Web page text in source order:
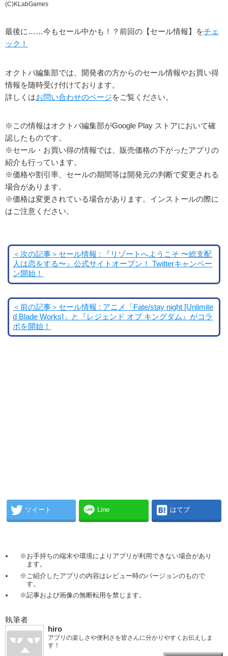
(C)KLabGames
最後に……今もセール中かも！？前回の【セール情報】をチェ
ック！
オクトバ編集部では、開発者の方からのセール情報やお買い得
情報を随時受け付けております。
詳しくはお問い合わせのページをご覧ください。
※この情報はオクトバ編集部がGoogle Play ストアにおいて確
認したものです。
※セール・お買い得の情報では、販売価格の下がったアプリの
紹介も行っています。
※価格や割引率、セールの期間等は開発元の判断で変更される
場合があります。
※価格は変更されている場合があります。インストールの際に
はご注意ください。
＜次の記事＞セール情報 : 『リゾートへようこそ 〜総支配
人は恋をする〜』公式サイトオープン！ Twitterキャンペー
ン開始！
＜前の記事＞セール情報 : アニメ「Fate/stay night [Unlimite
d Blade Works]」と『レジェンド オブ キングダム』がコラ
ボを開始！
ツイート Line はてブ
※お手持ちの端末や環境によりアプリが利用できない場合があり
ます。
※ご紹介したアプリの内容はレビュー時のバージョンのもので
す。
※記事および画像の無断転用を禁じます。
執筆者
hiro
アプリの楽しさや便利さを皆さんに分かりやすくお伝えしま
す！